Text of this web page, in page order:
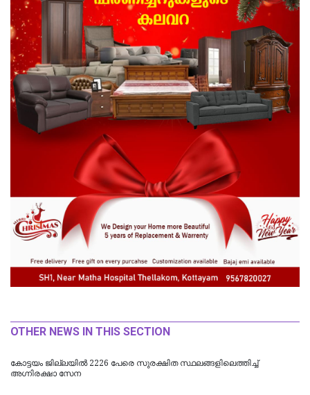
OTHER NEWS IN THIS SECTION
​കോട്ടയം ജില്ലയില്‍ 2226 പേരെ സുരക്ഷിത സ്ഥലങ്ങളിലെത്തിച്ച്
അഗ്നിരക്ഷാ സേന